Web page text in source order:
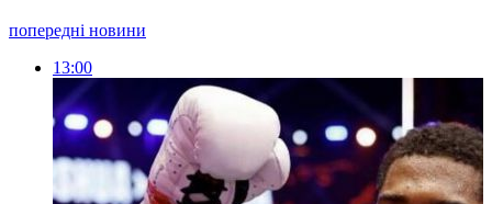
попередні новини
13:00